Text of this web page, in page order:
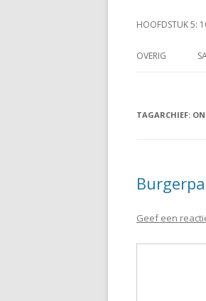
HOOFDSTUK 5:
OVERIG
TAGARCHIEF:
Geef een